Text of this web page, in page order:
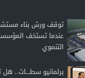
توقف ورش بناء
عندما تستخف
التنموي
برلمانيو سطــــات.. هل